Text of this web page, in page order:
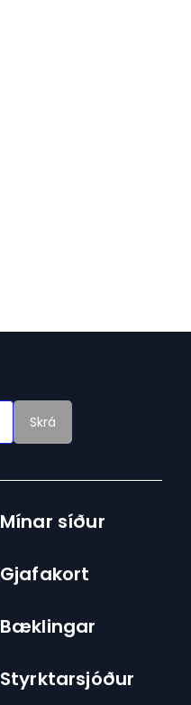
Skrá
Mínar síður
Gjafakort
Bæklingar
Styrktarsjóður